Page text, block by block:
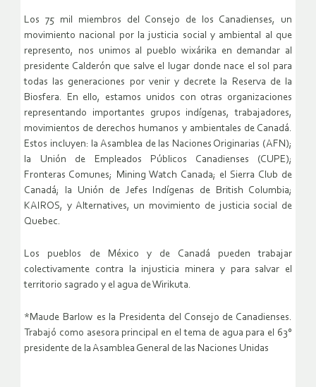
Los 75 mil miembros del Consejo de los Canadienses, un
movimiento nacional por la justicia social y ambiental al que
represento, nos unimos al pueblo wixárika en demandar al
presidente Calderón que salve el lugar donde nace el sol para
todas las generaciones por venir y decrete la Reserva de la
Biosfera. En ello, estamos unidos con otras organizaciones
representando importantes grupos indígenas, trabajadores,
movimientos de derechos humanos y ambientales de Canadá.
Estos incluyen: la Asamblea de las Naciones Originarias (AFN);
la Unión de Empleados Públicos Canadienses (CUPE);
Fronteras Comunes; Mining Watch Canada; el Sierra Club de
Canadá; la Unión de Jefes Indígenas de British Columbia;
KAIROS, y Alternatives, un movimiento de justicia social de
Quebec.
Los pueblos de México y de Canadá pueden trabajar
colectivamente contra la injusticia minera y para salvar el
territorio sagrado y el agua de Wirikuta.
*Maude Barlow es la Presidenta del Consejo de Canadienses.
Trabajó como asesora principal en el tema de agua para el 63°
presidente de la Asamblea General de las Naciones Unidas